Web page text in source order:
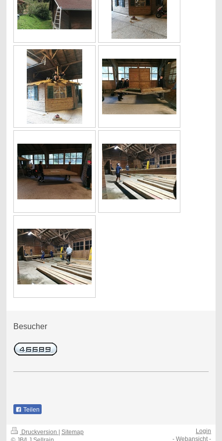
Besucher
Teilen
Druckversion | Sitemap
Login
-Webansicht -